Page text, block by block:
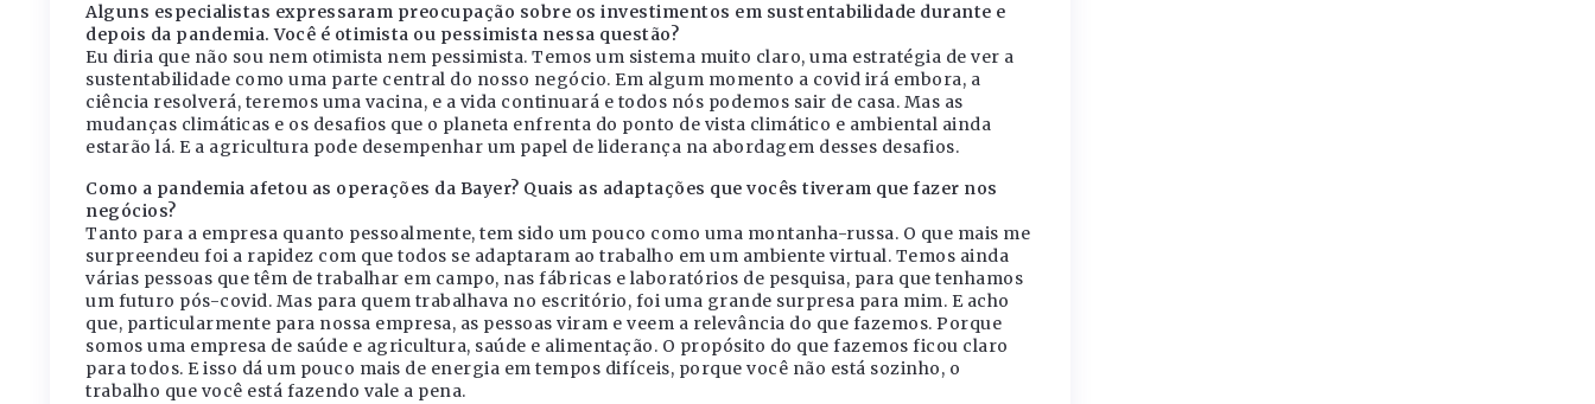
Alguns especialistas expressaram preocupação sobre os investimentos em sustentabilidade durante e
depois da pandemia. Você é otimista ou pessimista nessa questão?
Eu diria que não sou nem otimista nem pessimista. Temos um sistema muito claro, uma estratégia de ver a
sustentabilidade como uma parte central do nosso negócio. Em algum momento a covid irá embora, a
ciência resolverá, teremos uma vacina, e a vida continuará e todos nós podemos sair de casa. Mas as
mudanças climáticas e os desafios que o planeta enfrenta do ponto de vista climático e ambiental ainda
estarão lá. E a agricultura pode desempenhar um papel de liderança na abordagem desses desafios.
Como a pandemia afetou as operações da Bayer? Quais as adaptações que vocês tiveram que fazer nos
negócios?
Tanto para a empresa quanto pessoalmente, tem sido um pouco como uma montanha-russa. O que mais me
surpreendeu foi a rapidez com que todos se adaptaram ao trabalho em um ambiente virtual. Temos ainda
várias pessoas que têm de trabalhar em campo, nas fábricas e laboratórios de pesquisa, para que tenhamos
um futuro pós-covid. Mas para quem trabalhava no escritório, foi uma grande surpresa para mim. E acho
que, particularmente para nossa empresa, as pessoas viram e veem a relevância do que fazemos. Porque
somos uma empresa de saúde e agricultura, saúde e alimentação. O propósito do que fazemos ficou claro
para todos. E isso dá um pouco mais de energia em tempos difíceis, porque você não está sozinho, o
trabalho que você está fazendo vale a pena.